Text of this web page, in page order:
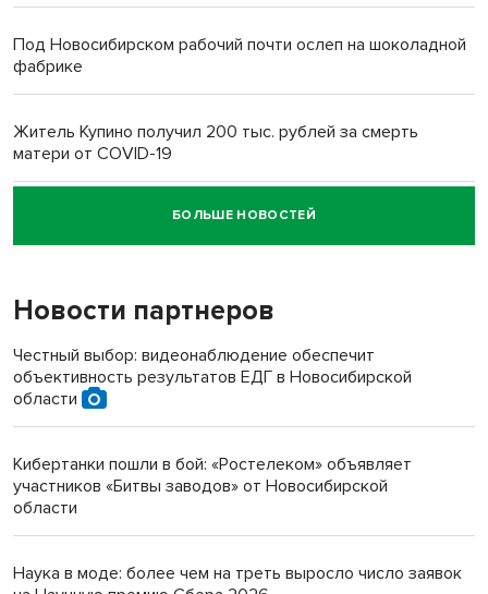
Под Новосибирском рабочий почти ослеп на шоколадной
фабрике
Житель Купино получил 200 тыс. рублей за смерть
матери от COVID-19
Новосибирский суд наказал водителя за смерть
пенсионерки на вокзале
БОЛЬШЕ НОВОСТЕЙ
Новости партнеров
Честный выбор: видеонаблюдение обеспечит
объективность результатов ЕДГ в Новосибирской
области
Кибертанки пошли в бой: «Ростелеком» объявляет
участников «Битвы заводов» от Новосибирской
области
Наука в моде: более чем на треть выросло число заявок